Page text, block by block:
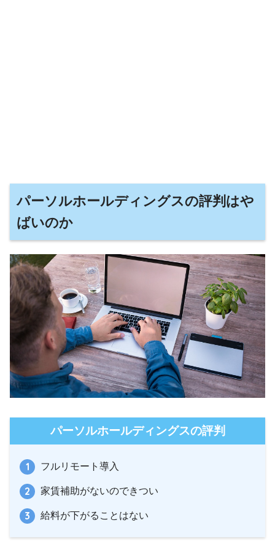
パーソルホールディングスの評判はや
ばいのか
パーソルホールディングスの評判
フルリモート導入
家賃補助がないのできつい
給料が下がることはない